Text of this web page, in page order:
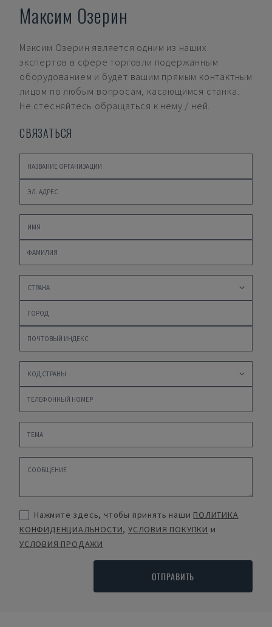
Максим Озерин
Максим Озерин является одним из наших
экспертов в сфере торговли подержанным
оборудованием и будет вашим прямым контактным
лицом по любым вопросам, касающимся станка.
Не стесняйтесь обращаться к нему / ней.
СВЯЗАТЬСЯ
Нажмите здесь, чтобы принять наши ПОЛИТИКА
КОНФИДЕНЦИАЛЬНОСТИ,УСЛОВИЯ ПОКУПКИ и
УСЛОВИЯ ПРОДАЖИ
ОТПРАВИТЬ